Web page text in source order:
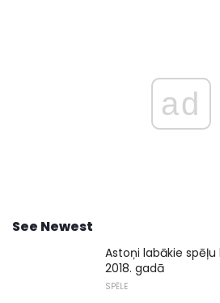
ad
See Newest
Astoņi labākie
2018. gadā
SPĒLE